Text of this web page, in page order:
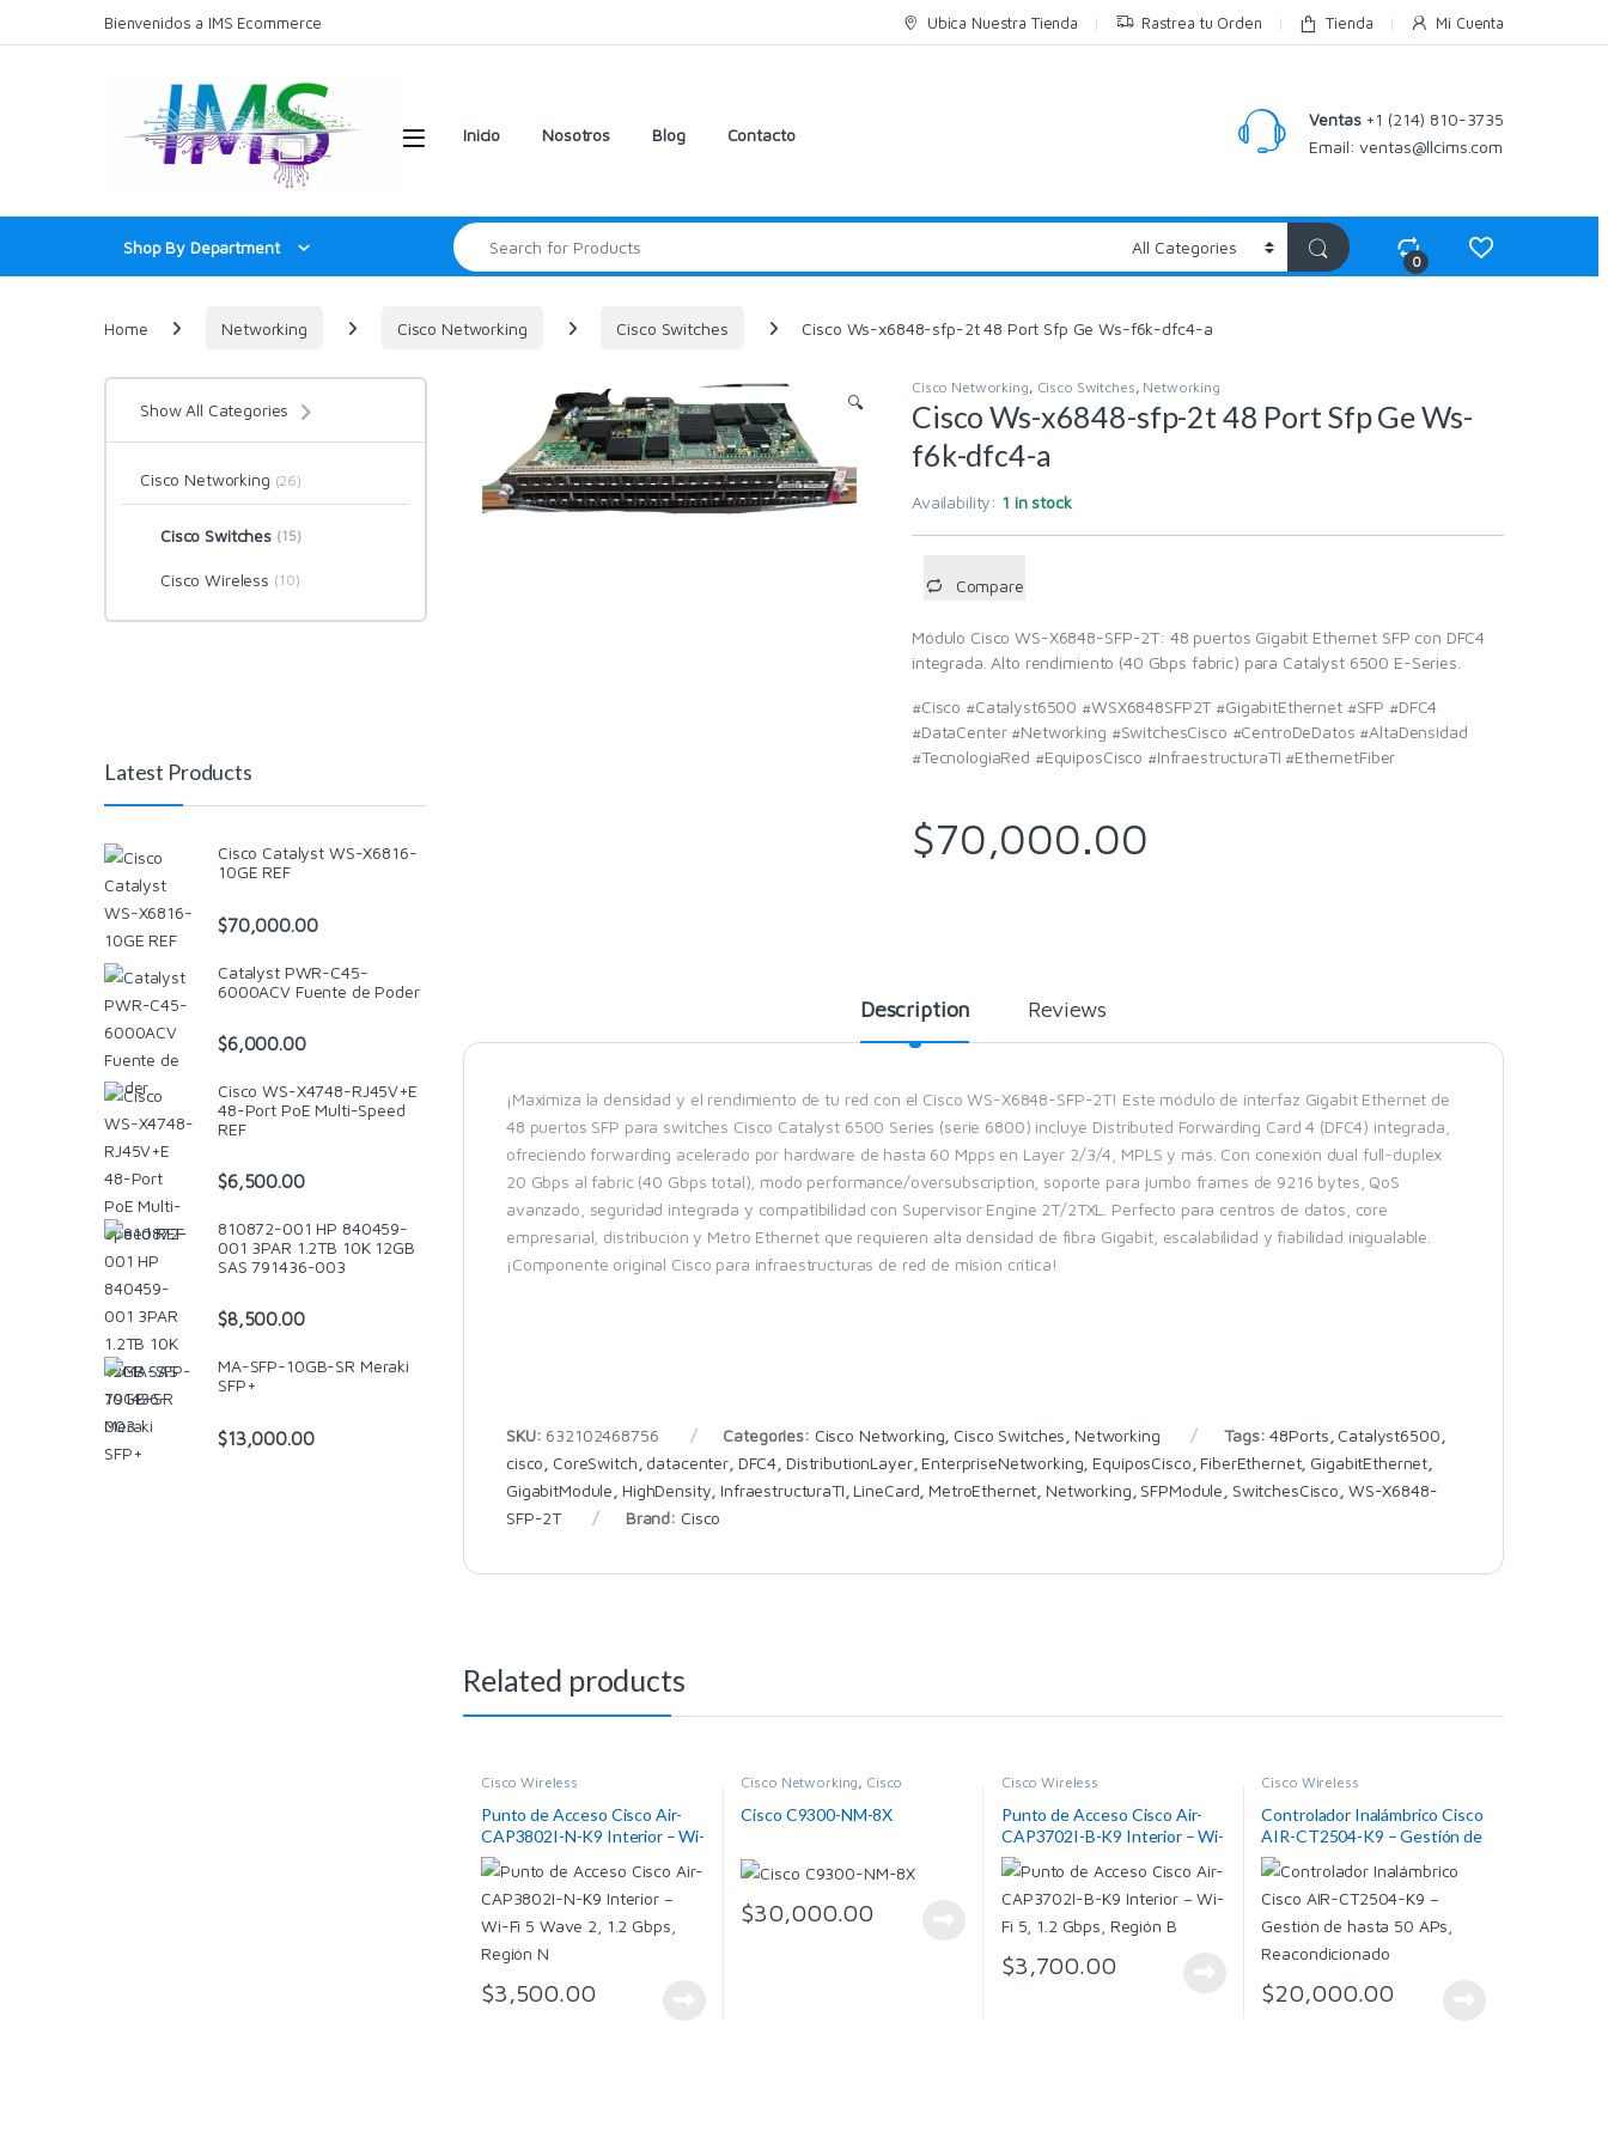
Bienvenidos a IMS Ecommerce Ubica Nuestra Tienda Rastrea tu Orden Tienda Mi Cuenta
Inicio Nosotros Blog Contacto
Ventas+1 (214) 810-3735
Email:ventas@llcims.com
Shop By Department
Search for:
0
Home Networking Cisco Networking Cisco Switches Cisco Ws-x6848-sfp-2t 48 Port Sfp Ge Ws-f6k-dfc4-a
🔍
Cisco Networking, Cisco Switches, Networking
Cisco Ws-x6848-sfp-2t 48 Port Sfp Ge Ws-
f6k-dfc4-a
Availability: 1 in stock
Compare
Módulo Cisco WS-X6848-SFP-2T: 48 puertos Gigabit Ethernet SFP con DFC4
integrada. Alto rendimiento (40 Gbps fabric) para Catalyst 6500 E-Series.
#Cisco #Catalyst6500 #WSX6848SFP2T #GigabitEthernet #SFP #DFC4
#DataCenter #Networking #SwitchesCisco #CentroDeDatos #AltaDensidad
#TecnologiaRed #EquiposCisco #InfraestructuraTI #EthernetFiber
$70,000.00
Description Reviews
¡Maximiza la densidad y el rendimiento de tu red con el Cisco WS-X6848-SFP-2T! Este módulo de interfaz Gigabit Ethernet de
48 puertos SFP para switches Cisco Catalyst 6500 Series (serie 6800) incluye Distributed Forwarding Card 4 (DFC4) integrada,
ofreciendo forwarding acelerado por hardware de hasta 60 Mpps en Layer 2/3/4, MPLS y más. Con conexión dual full-duplex
20 Gbps al fabric (40 Gbps total), modo performance/oversubscription, soporte para jumbo frames de 9216 bytes, QoS
avanzado, seguridad integrada y compatibilidad con Supervisor Engine 2T/2TXL. Perfecto para centros de datos, core
empresarial, distribución y Metro Ethernet que requieren alta densidad de fibra Gigabit, escalabilidad y fiabilidad inigualable.
¡Componente original Cisco para infraestructuras de red de misión crítica!
SKU: 632102468756 Categories: Cisco Networking Cisco Switches Networking Tags:48Ports Catalyst6500
cisco CoreSwitch datacenter DFC4 DistributionLayer, EnterpriseNetworking EquiposCisco FiberEthernet, GigabitEthernet
GigabitModule HighDensity InfraestructuraTI LineCard MetroEthernet Networking SFPModule SwitchesCisco WS-X6848-
SFP-2T
Brand: Cisco
Related products
Cisco Wireless
Punto de Acceso Cisco Air-
CAP3802I-N-K9 Interior – Wi-
Fi 5 Wave 2, 1.2 Gbps, Región
N
$3,500.00
Cisco Networking, Cisco
Networking
Cisco C9300-NM-8X
$30,000.00
Cisco Wireless
Punto de Acceso Cisco Air-
CAP3702I-B-K9 Interior – Wi-
Fi 5, 1.2 Gbps, Región B
$3,700.00
Cisco Wireless
Controlador Inalámbrico Cisco
AIR-CT2504-K9 – Gestión de
hasta 50 APs,
Reacondicionado
$20,000.00
Show All Categories
Cisco Networking (26)
Cisco Switches (15)
Cisco Wireless (10)
Latest Products
Cisco Catalyst WS-X6816-
10GE REF
$70,000.00
Catalyst PWR-C45-
6000ACV Fuente de Poder
$6,000.00
Cisco WS-X4748-RJ45V+E
48-Port PoE Multi-Speed
REF
$6,500.00
810872-001 HP 840459-
001 3PAR 1.2TB 10K 12GB
SAS 791436-003
$8,500.00
MA-SFP-10GB-SR Meraki
SFP+
$13,000.00